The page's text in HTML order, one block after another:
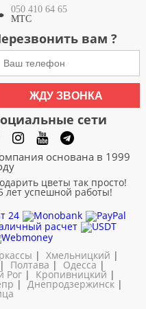
050 410 64 65
МТС
вам ?
ЖДУ ЗВОНКА
сети
основана в 1999
цветы так просто!
лет успешной работы!
| Хмельницкий |
| Полтава | Одесса |
Рог | Кропивницкий |
|Днепродзержинск |